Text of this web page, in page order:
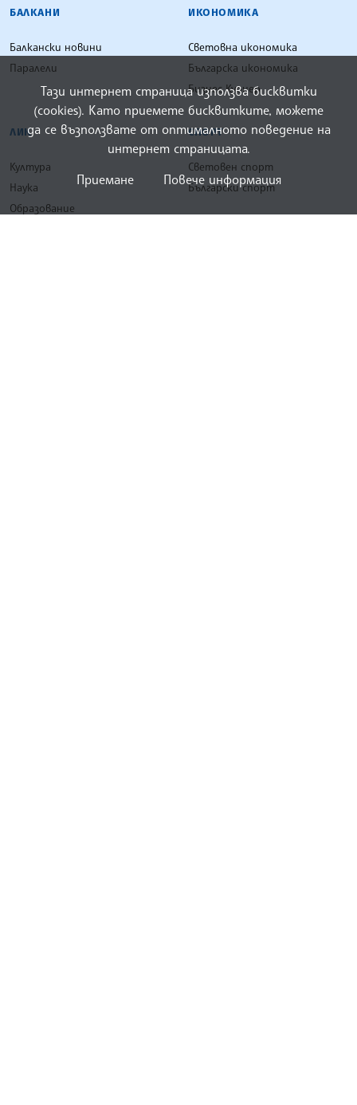
БАЛКАНИ
Балкански новини
Паралели
ИКОНОМИКА
Световна икономика
Българска икономика
Бизнес Куриер
ЛИК
Култура
Наука
Образование
СПОРТ
Световен спорт
Български спорт
Тази интернет страница използва бисквитки
(cookies). Като приемете бисквитките, можете
да се възползвате от оптималното поведение на
интернет страницата.
Приемане
Повече информация